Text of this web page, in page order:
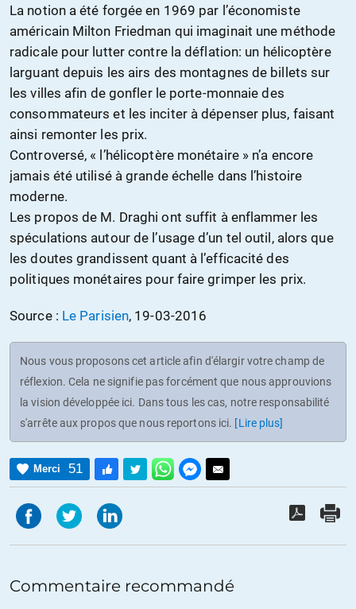
La notion a été forgée en 1969 par l’économiste
américain Milton Friedman qui imaginait une méthode
radicale pour lutter contre la déflation: un hélicoptère
larguant depuis les airs des montagnes de billets sur
les villes afin de gonfler le porte-monnaie des
consommateurs et les inciter à dépenser plus, faisant
ainsi remonter les prix.
Controversé, « l’hélicoptère monétaire » n’a encore
jamais été utilisé à grande échelle dans l’histoire
moderne.
Les propos de M. Draghi ont suffit à enflammer les
spéculations autour de l’usage d’un tel outil, alors que
les doutes grandissent quant à l’efficacité des
politiques monétaires pour faire grimper les prix.
Source : Le Parisien, 19-03-2016
Nous vous proposons cet article afin d'élargir votre champ de
réflexion. Cela ne signifie pas forcément que nous approuvions
la vision développée ici. Dans tous les cas, notre responsabilité
s'arrête aux propos que nous reportons ici. [Lire plus]
Merci 51
Commentaire recommandé